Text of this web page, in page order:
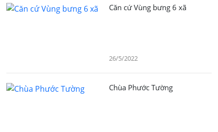
Căn cứ Vùng bưng 6 xã
26/5/2022
Chùa Phước Tường